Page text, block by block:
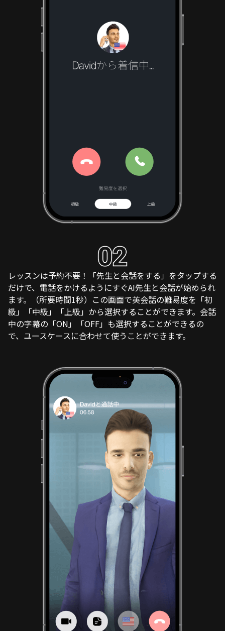
レッスンは予約不要！「先生と会話をする」をタップする
だけで、電話をかけるようにすぐAI先生と会話が始められ
ます。（所要時間1秒）この画面で英会話の難易度を「初
級」「中級」「上級」から選択することができます。会話
中の字幕の「ON」「OFF」も選択することができるの
で、ユースケースに合わせて使うことができます。